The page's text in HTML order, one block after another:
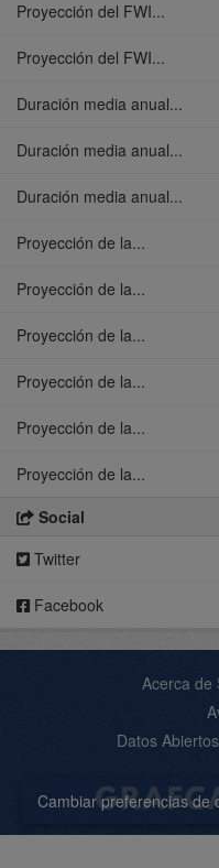
Cambiar preferencias de
Proyección del FWI...
Proyección del FWI...
Duración media anual...
Duración media anual...
Duración media anual...
Proyección de la...
Proyección de la...
Proyección de la...
Proyección de la...
Proyección de la...
Proyección de la...
Social
Twitter
Facebook
Acerca de
Datos